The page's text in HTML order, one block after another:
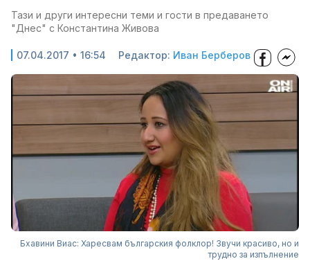
Тази и други интересни теми и гости в предаването
"Днес" с Константина Живова
07.04.2017 • 16:54 Редактор: Иван Берберов
Бхавини Виас: Харесвам българския фолклор! Звучи красиво, но и
трудно за изпълнение